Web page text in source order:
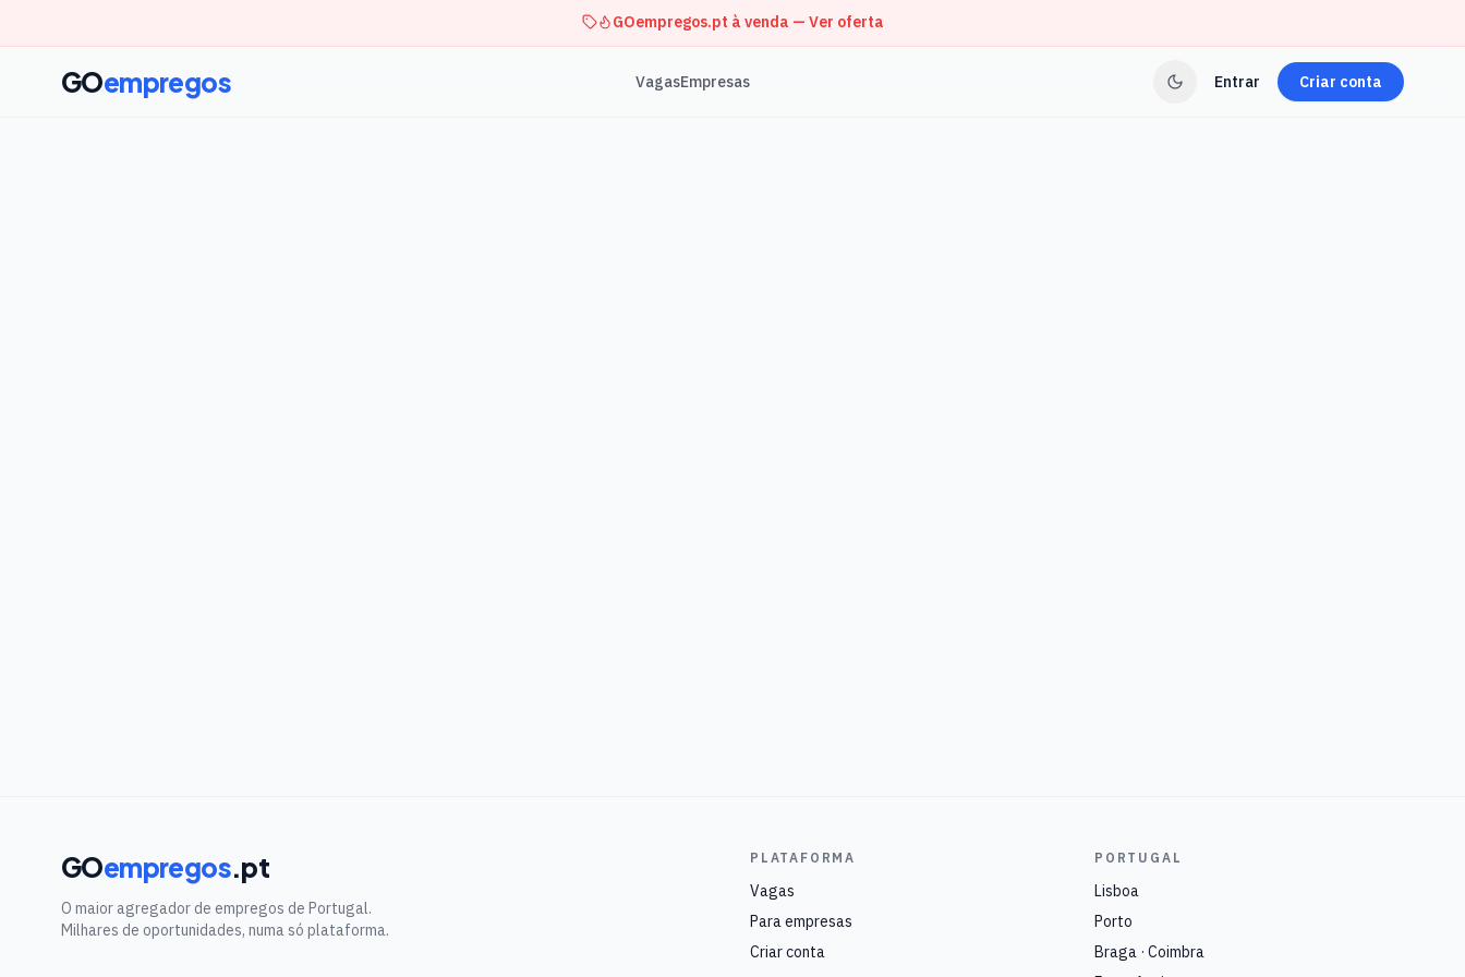
GOempregos.pt à venda — Ver oferta
GOempregos VagasEmpresas Entrar Criar conta
GOempregos.pt
O maior agregador de empregos de Portugal.
Milhares de oportunidades, numa só plataforma.
PLATAFORMA
Vagas
Para empresas
Criar conta
PORTUGAL
Lisboa
Porto
Braga · Coimbra